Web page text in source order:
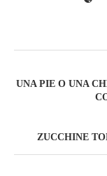
UNA PIE O UNA
ZUCCHINE